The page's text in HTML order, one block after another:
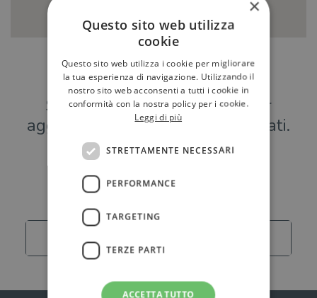
Hai una libreria?
Scrivici a
per
aggiungere o modificare i tuoi dati.
Librerie
×
Questo sito web utilizza
cookie
Questo sito web utilizza i cookie per migliorare
la tua esperienza di navigazione. Utilizzando il
nostro sito web acconsenti a tutti i cookie in
conformità con la nostra policy per i cookie.
Leggi di più
STRETTAMENTE NECESSARI
PERFORMANCE
TARGETING
TERZE PARTI
ACCETTA TUTTO